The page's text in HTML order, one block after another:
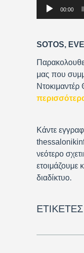
e
r
00:00
SOTOS,
μας που
Κάντε
νεότερο
ετοιμάζουμε
διαδίκτυο.
ΕΤΙΚΈΤΕΣ